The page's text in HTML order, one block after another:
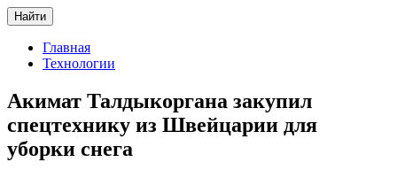
Найти
Главная
Технологии
Акимат Талдыкоргана закупил
спецтехнику из Швейцарии для
уборки снега